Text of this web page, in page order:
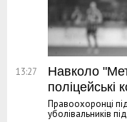
13:27
Навколо
поліцейські
Правоохоронці
уболівальників